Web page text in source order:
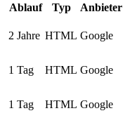
Ablauf Typ Anbieter
2 Jahre HTML Google
1 Tag HTML Google
1 Tag HTML Google